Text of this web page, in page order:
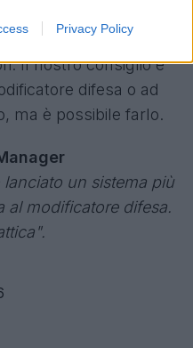
Privacy Policy
personalizzabile,
Il nostro consiglio è
difesa o ad
ma è possibile farlo.
lanciato un sistema più
al modificatore difesa.